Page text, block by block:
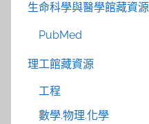
生命科學與醫學館藏資源
PubMed
理工館藏資源
工程
數學.物理.化學